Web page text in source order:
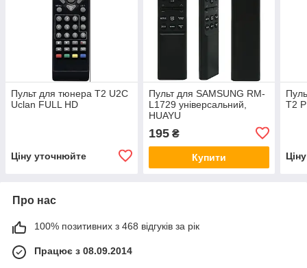
Пульт для тюнера T2 U2C
Uclan FULL HD
Ціну уточнюйте
Пульт для SAMSUNG RM-
L1729 універсальний,
HUAYU
195₴
Купити
T2
Про нас
100% позитивних з 468 відгуків за рік
Працює з 08.09.2014